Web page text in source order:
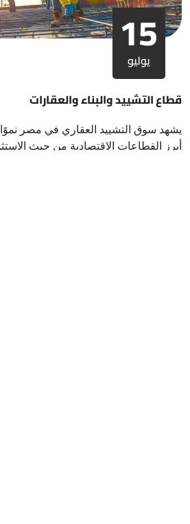
15
يوليو
قطاع التشييد والبناء والعقارات
يشهد سوق التشييد العقاري في مصر
أبرز القطاعات الاقتصادية من حيث